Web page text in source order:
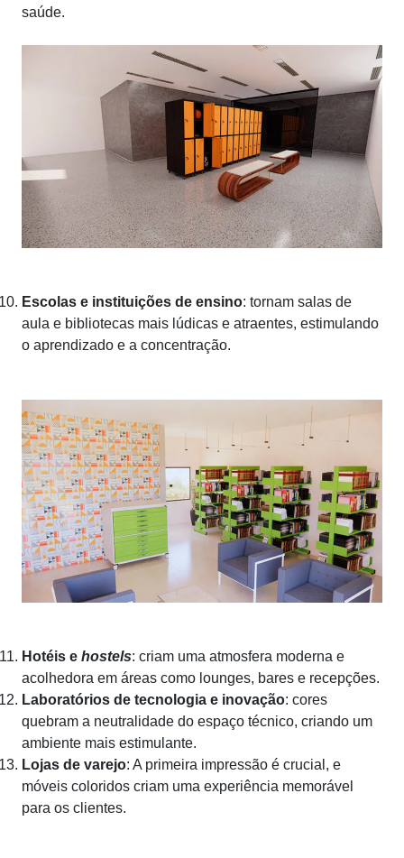
saúde.
Escolas e instituições de ensino: tornam salas de
aula e bibliotecas mais lúdicas e atraentes, estimulando
o aprendizado e a concentração.
Hotéis e hostels: criam uma atmosfera moderna e
acolhedora em áreas como lounges, bares e recepções.
Laboratórios de tecnologia e inovação: cores
quebram a neutralidade do espaço técnico, criando um
ambiente mais estimulante.
Lojas de varejo: A primeira impressão é crucial, e
móveis coloridos criam uma experiência memorável
para os clientes.